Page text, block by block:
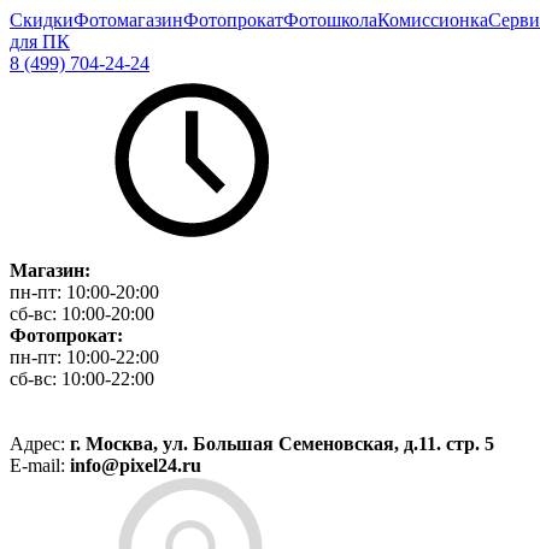
СкидкиФотомагазинФотопрокатФотошколаКомиссионка
для ПК
8 (499) 704-24-24
Магазин:
пн-пт: 10:00-20:00
сб-вс: 10:00-20:00
Фотопрокат:
пн-пт: 10:00-22:00
сб-вс: 10:00-22:00
Адрес: г. Москва, ул. Большая Семеновская, д.11. стр. 5
E-mail: info@pixel24.ru